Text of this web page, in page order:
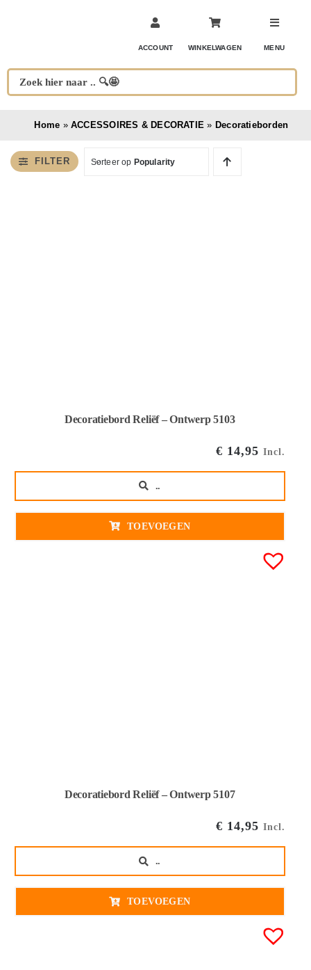
ACCOUNT WINKELWAGEN MENU
Home » ACCESSOIRES & DECORATIE » Decoratieborden
FILTER Sorteer op Popularity
Decoratiebord Reliëf – Ontwerp 5103
€ 14,95 Incl.
..
TOEVOEGEN
Decoratiebord Reliëf – Ontwerp 5107
€ 14,95 Incl.
..
TOEVOEGEN